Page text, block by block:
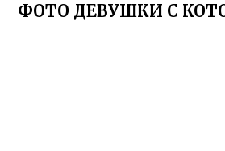
ФОТО ДЕВУШКИ С